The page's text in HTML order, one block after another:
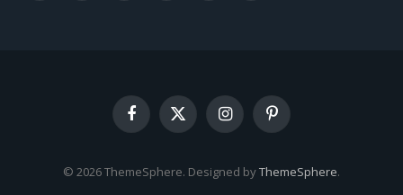
Facebook
X
(Twitter)
InstagramPinterest
© 2026 ThemeSphere. Designed byThemeSphere.